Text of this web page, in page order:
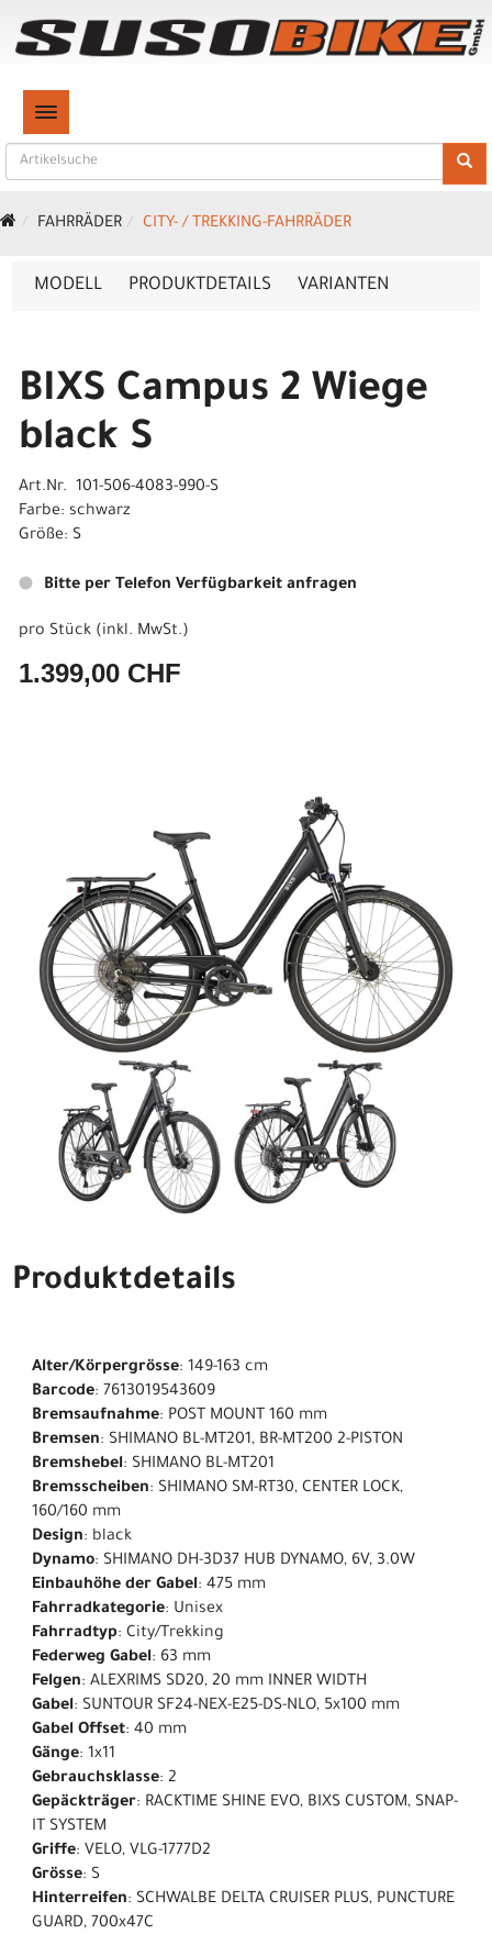
TOGGLE NAVIGATION
FAHRRÄDER CITY- / TREKKING-FAHRRÄDER
MODELL PRODUKTDETAILS VARIANTEN
BIXS Campus 2 Wiege
black S
Art.Nr. 101-506-4083-990-S
Farbe: schwarz
Größe: S
Bitte per Telefon Verfügbarkeit anfragen
pro Stück (inkl. MwSt.)
1.399,00 CHF
Produktdetails
Alter/Körpergrösse: 149-163 cm
Barcode: 7613019543609
Bremsaufnahme: POST MOUNT 160 mm
Bremsen: SHIMANO BL-MT201, BR-MT200 2-PISTON
Bremshebel: SHIMANO BL-MT201
Bremsscheiben: SHIMANO SM-RT30, CENTER LOCK,
160/160 mm
Design: black
Dynamo: SHIMANO DH-3D37 HUB DYNAMO, 6V, 3.0W
Einbauhöhe der Gabel: 475 mm
Fahrradkategorie: Unisex
Fahrradtyp: City/Trekking
Federweg Gabel: 63 mm
Felgen: ALEXRIMS SD20, 20 mm INNER WIDTH
Gabel: SUNTOUR SF24-NEX-E25-DS-NLO, 5x100 mm
Gabel Offset: 40 mm
Gänge: 1x11
Gebrauchsklasse: 2
Gepäckträger: RACKTIME SHINE EVO, BIXS CUSTOM, SNAP-
IT SYSTEM
Griffe: VELO, VLG-1777D2
Grösse: S
Hinterreifen: SCHWALBE DELTA CRUISER PLUS, PUNCTURE
GUARD, 700x47C